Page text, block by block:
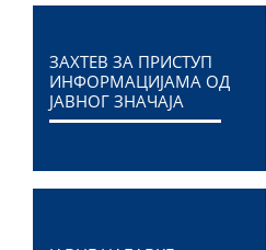
ЗАХТЕВ ЗА ПРИСТУП
ИНФОРМАЦИЈАМА ОД
ЈАВНОГ ЗНАЧАЈА